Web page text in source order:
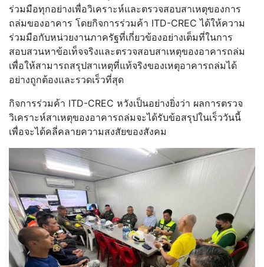
ร่วมมือทุกอย่างเพื่อวิเคราะห์และตรวจสอบสาเหตุของการ
ถล่มของอาคาร โดยกิจการร่วมค้า ITD-CREC ได้ให้ความ
ร่วมมือกับหน่วยงานภาครัฐที่เกี่ยวข้องอย่างเต็มที่ในการ
สอบสวนหาข้อเท็จจริงและตรวจสอบสาเหตุของอาคารถล่ม
เพื่อให้สามารถสรุปสาเหตุที่แท้จริงของเหตุอาคารถล่มได้
อย่างถูกต้องและรวดเร็วที่สุด
กิจการร่วมค้า ITD-CREC หวังเป็นอย่างยิ่งว่า ผลการตรวจ
วิเคราะห์สาเหตุของอาคารถล่มจะได้รับข้อสรุปในเร็ววันนี้
เพื่อจะได้คลี่คลายความสงสัยของสังคม